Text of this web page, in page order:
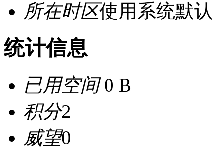
所在时区使用系统默认
统计信息
已用空间0 B
积分2
威望0